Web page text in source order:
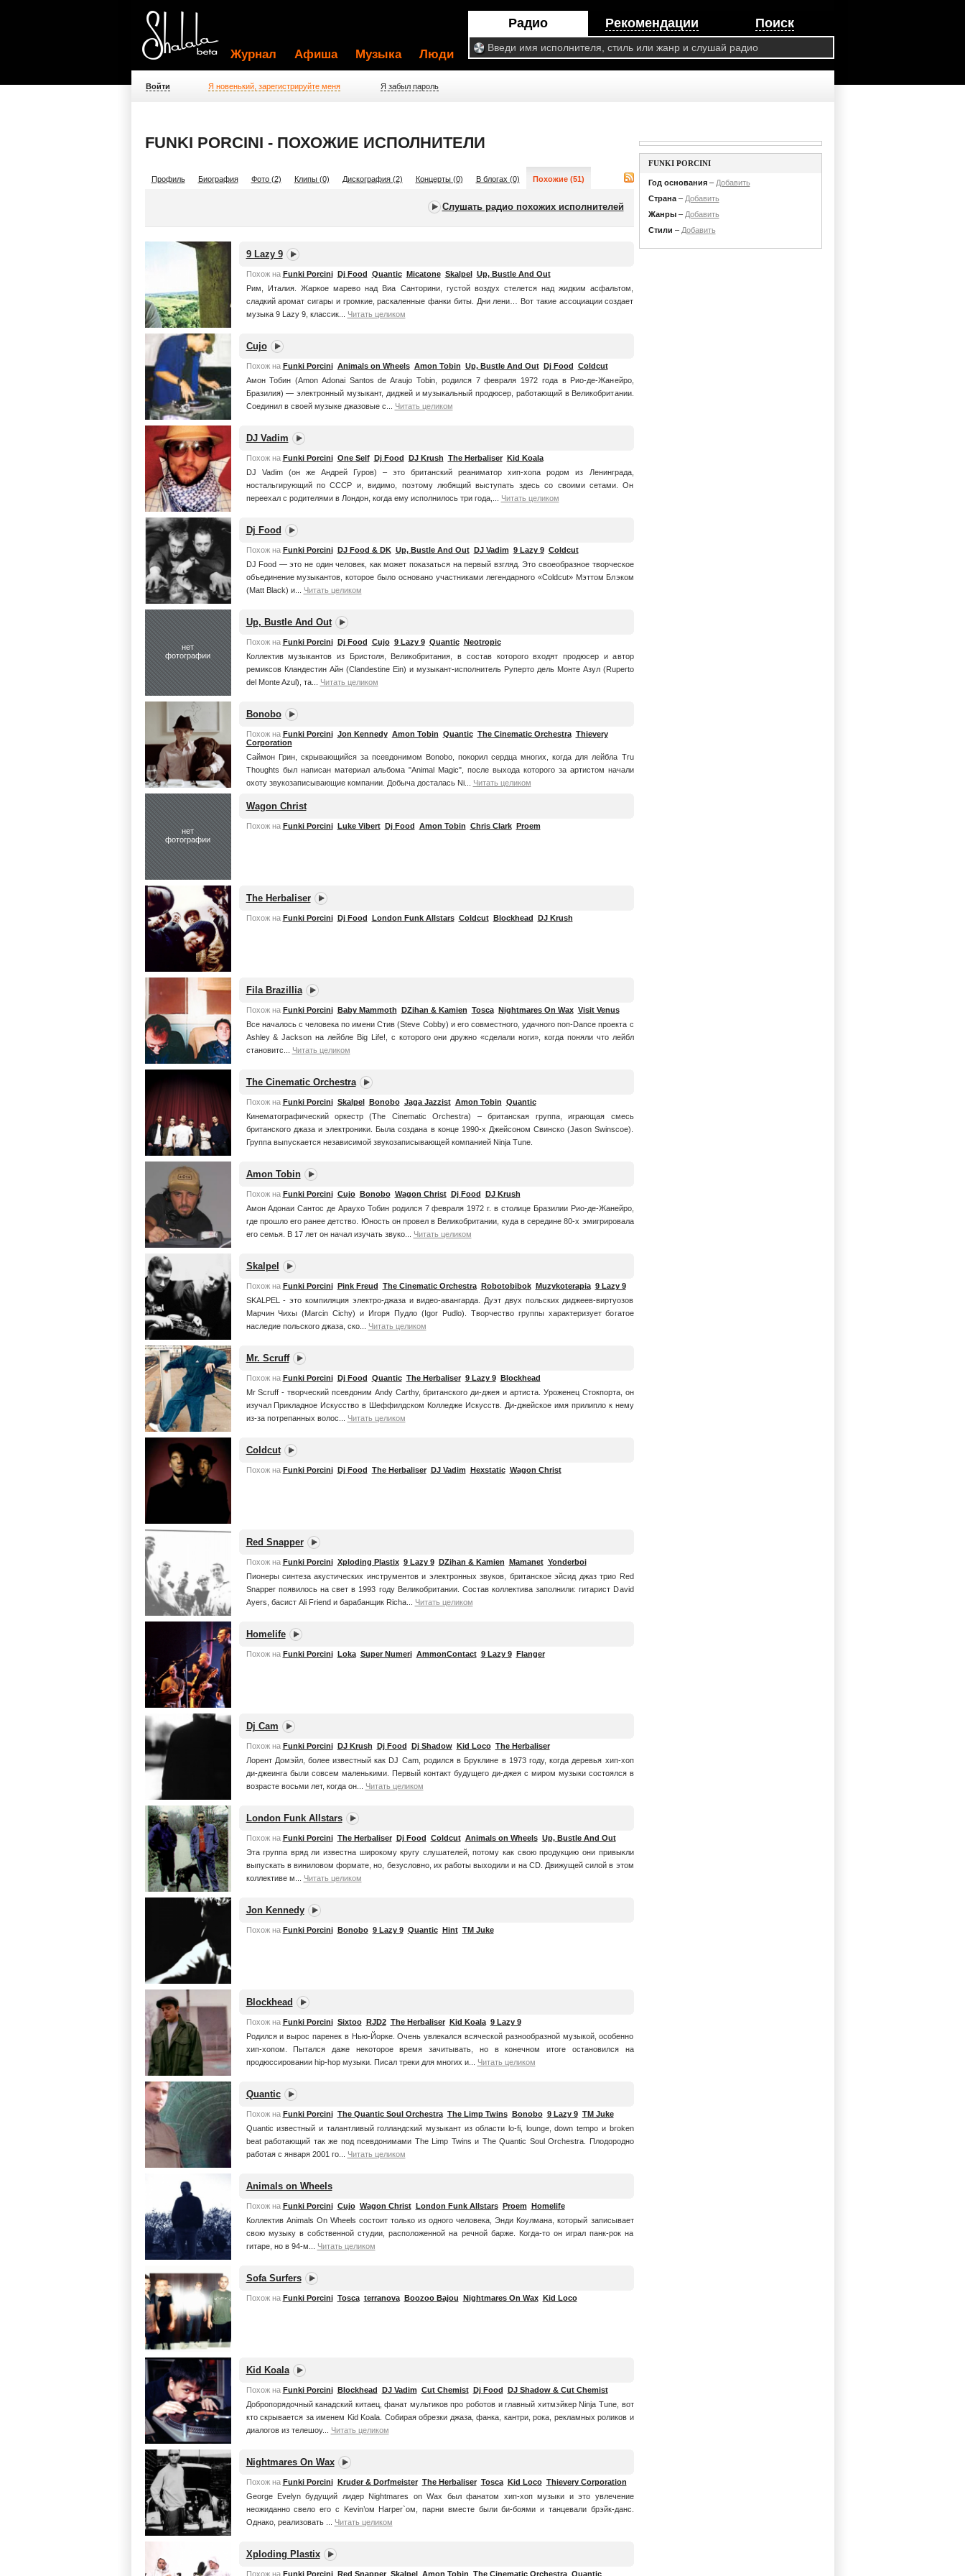
Радио Рекомендации Поиск
Журнал Афиша Музыка Люди
Войти Я новенький, зарегистрируйте меня Я забыл пароль
FUNKI PORCINI - ПОХОЖИЕ ИСПОЛНИТЕЛИ
Профиль Биография Фото (2) Клипы (0) Дискография (2) Концерты (0) В блогах (0) Похожие (51)
Слушать радио похожих исполнителей
9 Lazy 9
Похож на Funki Porcini Dj Food Quantic Micatone Skalpel Up, Bustle And Out
Рим, Италия. Жаркое марево над Виа Санторини, густой воздух стелется над жидким асфальтом,
сладкий аромат сигары и громкие, раскаленные фанки биты. Дни лени… Вот такие ассоциации создает
музыка 9 Lazy 9, классик...
Читать целиком
Cujo
Похож на Funki Porcini Animals on Wheels Amon Tobin Up, Bustle And Out Dj Food Coldcut
Амон Тобин (Amon Adonai Santos de Araujo Tobin, родился 7 февраля 1972 года в Рио-де-Жанейро,
Бразилия) — электронный музыкант, диджей и музыкальный продюсер, работающий в Великобритании.
Соединил в своей музыке джазовые с...
Читать целиком
DJ Vadim
Похож на Funki Porcini One Self Dj Food DJ Krush The Herbaliser Kid Koala
DJ Vadim (он же Андрей Гуров) – это британский реаниматор хип-хопа родом из Ленинграда,
ностальгирующий по СССР и, видимо, поэтому любящий выступать здесь со своими сетами. Он
переехал с родителями в Лондон, когда ему исполнилось три года,...
Читать целиком
Dj Food
Похож на Funki Porcini DJ Food & DK Up, Bustle And Out DJ Vadim 9 Lazy 9 Coldcut
DJ Food — это не один человек, как может показаться на первый взгляд. Это своеобразное творческое
объединение музыкантов, которое было основано участниками легендарного «Coldcut» Мэттом Блэком
(Matt Black) и...
Читать целиком
нет
фотографии
Up, Bustle And Out
Похож на Funki Porcini Dj Food Cujo 9 Lazy 9 Quantic Neotropic
Коллектив музыкантов из Бристоля, Великобритания, в состав которого входят продюсер и автор
ремиксов Кландестин Айн (Clandestine Ein) и музыкант-исполнитель Руперто дель Монте Азул (Ruperto
del Monte Azul), та...
Читать целиком
Bonobo
Похож на Funki Porcini Jon Kennedy Amon Tobin Quantic The Cinematic Orchestra Thievery
Corporation
Саймон Грин, скрывающийся за псевдонимом Bonobo, покорил сердца многих, когда для лейбла Tru
Thoughts был написан материал альбома "Animal Magic", после выхода которого за артистом начали
охоту звукозаписывающие компании. Добыча досталась Ni...
Читать целиком
нет
фотографии
Wagon Christ
Похож на Funki Porcini Luke Vibert Dj Food Amon Tobin Chris Clark Proem
The Herbaliser
Похож на Funki Porcini Dj Food London Funk Allstars Coldcut Blockhead DJ Krush
Fila Brazillia
Похож на Funki Porcini Baby Mammoth DZihan & Kamien Tosca Nightmares On Wax Visit Venus
Все началось с человека по имени Стив (Steve Cobby) и его совместного, удачного поп-Dance проекта с
Ashley & Jackson на лейбле Big Life!, с которого они дружно «сделали ноги», когда поняли что лейбл
становитс...
Читать целиком
The Cinematic Orchestra
Похож на Funki Porcini Skalpel Bonobo Jaga Jazzist Amon Tobin Quantic
Кинематографический оркестр (The Cinematic Orchestra) – британская группа, играющая смесь
британского джаза и электроники. Была создана в конце 1990-х Джейсоном Свинско (Jason Swinscoe).
Группа выпускается независимой звукозаписывающей компанией Ninja Tune.
Amon Tobin
Похож на Funki Porcini Cujo Bonobo Wagon Christ Dj Food DJ Krush
Амон Адонаи Сантос де Араухо Тобин родился 7 февраля 1972 г. в столице Бразилии Рио-де-Жанейро,
где прошло его ранее детство. Юность он провел в Великобритании, куда в середине 80-х эмигрировала
его семья. В 17 лет он начал изучать звуко...
Читать целиком
Skalpel
Похож на Funki Porcini Pink Freud The Cinematic Orchestra Robotobibok Muzykoterapia 9 Lazy 9
SKALPEL - это компиляция электро-джаза и видео-авангарда. Дуэт двух польских диджеев-виртуозов
Марчин Чихы (Marcin Cichy) и Игоря Пудло (Igor Pudlo). Творчество группы характеризует богатое
наследие польского джаза, ско...
Читать целиком
Mr. Scruff
Похож на Funki Porcini Dj Food Quantic The Herbaliser 9 Lazy 9 Blockhead
Mr Scruff - творческий псевдоним Andy Carthy, британского ди-джея и артиста. Уроженец Стокпорта, он
изучал Прикладное Искусство в Шеффилдском Колледже Искусств. Ди-джейское имя прилипло к нему
из-за потрепанных волос...
Читать целиком
Coldcut
Похож на Funki Porcini Dj Food The Herbaliser DJ Vadim Hexstatic Wagon Christ
Red Snapper
Похож на Funki Porcini Xploding Plastix 9 Lazy 9 DZihan & Kamien Mamanet Yonderboi
Пионеры синтеза акустических инструментов и электронных звуков, британское эйсид джаз трио Red
Snapper появилось на свет в 1993 году Великобритании. Состав коллектива заполнили: гитарист David
Ayers, басист Ali Friend и барабанщик Richa...
Читать целиком
Homelife
Похож на Funki Porcini Loka Super Numeri AmmonContact 9 Lazy 9 Flanger
Dj Cam
Похож на Funki Porcini DJ Krush Dj Food Dj Shadow Kid Loco The Herbaliser
Лорент Домэйл, более известный как DJ Cam, родился в Бруклине в 1973 году, когда деревья хип-хоп
ди-джеинга были совсем маленькими. Первый контакт будущего ди-джея с миром музыки состоялся в
возрасте восьми лет, когда он...
Читать целиком
London Funk Allstars
Похож на Funki Porcini The Herbaliser Dj Food Coldcut Animals on Wheels Up, Bustle And Out
Эта группа вряд ли известна широкому кругу слушателей, потому как свою продукцию они привыкли
выпускать в виниловом формате, но, безусловно, их работы выходили и на CD. Движущей силой в этом
коллективе м...
Читать целиком
Jon Kennedy
Похож на Funki Porcini Bonobo 9 Lazy 9 Quantic Hint TM Juke
Blockhead
Похож на Funki Porcini Sixtoo RJD2 The Herbaliser Kid Koala 9 Lazy 9
Родился и вырос паренек в Нью-Йорке. Очень увлекался всяческой разнообразной музыкой, особенно
хип-хопом. Пытался даже некоторое время зачитывать, но в конечном итоге остановился на
продюссировании hip-hop музыки. Писал треки для многих и...
Читать целиком
Quantic
Похож на Funki Porcini The Quantic Soul Orchestra The Limp Twins Bonobo 9 Lazy 9 TM Juke
Quantic известный и талантливый голландский музыкант из области lo-fi, lounge, down tempo и broken
beat работающий так же под псевдонимами The Limp Twins и The Quantic Soul Orchestra. Плодородно
работая с января 2001 го...
Читать целиком
Animals on Wheels
Похож на Funki Porcini Cujo Wagon Christ London Funk Allstars Proem Homelife
Коллектив Animals On Wheels состоит только из одного человека, Энди Коулмана, который записывает
свою музыку в собственной студии, расположенной на речной барже. Когда-то он играл панк-рок на
гитаре, но в 94-м...
Читать целиком
Sofa Surfers
Похож на Funki Porcini Tosca terranova Boozoo Bajou Nightmares On Wax Kid Loco
Kid Koala
Похож на Funki Porcini Blockhead DJ Vadim Cut Chemist Dj Food DJ Shadow & Cut Chemist
Добропорядочный канадский китаец, фанат мультиков про роботов и главный хитмэйкер Ninja Tune, вот
кто скрывается за именем Kid Koala. Собирая обрезки джаза, фанка, кантри, рока, рекламных роликов и
диалогов из телешоу...
Читать целиком
Nightmares On Wax
Похож на Funki Porcini Kruder & Dorfmeister The Herbaliser Tosca Kid Loco Thievery Corporation
George Evelyn будущий лидер Nightmares on Wax был фанатом хип-хоп музыки и это увлечение
неожиданно свело его с Kevin’ом Harper`ом, парни вместе были би-боями и танцевали брэйк-данс.
Однако, реализовать ...
Читать целиком
Xploding Plastix
Похож на Funki Porcini Red Snapper Skalpel Amon Tobin The Cinematic Orchestra Quantic
FUNKI PORCINI
Год основания– Добавить
Страна– Добавить
Жанры– Добавить
Стили – Добавить